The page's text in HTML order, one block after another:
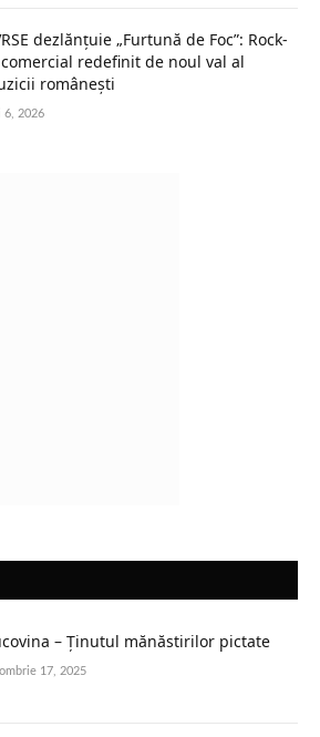
dezlănțuie „Furtună de Foc”: Rock-
redefinit de noul val al
românești
6, 2026
– Ținutul mănăstirilor pictate
17, 2025